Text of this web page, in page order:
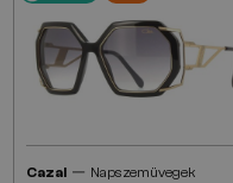
Cazal — Napszemüvegek